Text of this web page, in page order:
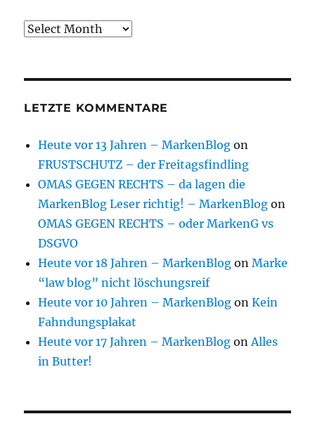
Archive
LETZTE KOMMENTARE
Heute vor 13 Jahren – MarkenBlog on
FRUSTSCHUTZ – der Freitagsfindling
OMAS GEGEN RECHTS – da lagen die
MarkenBlog Leser richtig! – MarkenBlog on
OMAS GEGEN RECHTS – oder MarkenG vs
DSGVO
Heute vor 18 Jahren – MarkenBlog onMarke
“law blog” nicht löschungsreif
Heute vor 10 Jahren – MarkenBlog onKein
Fahndungsplakat
Heute vor 17 Jahren – MarkenBlog onAlles
in Butter!